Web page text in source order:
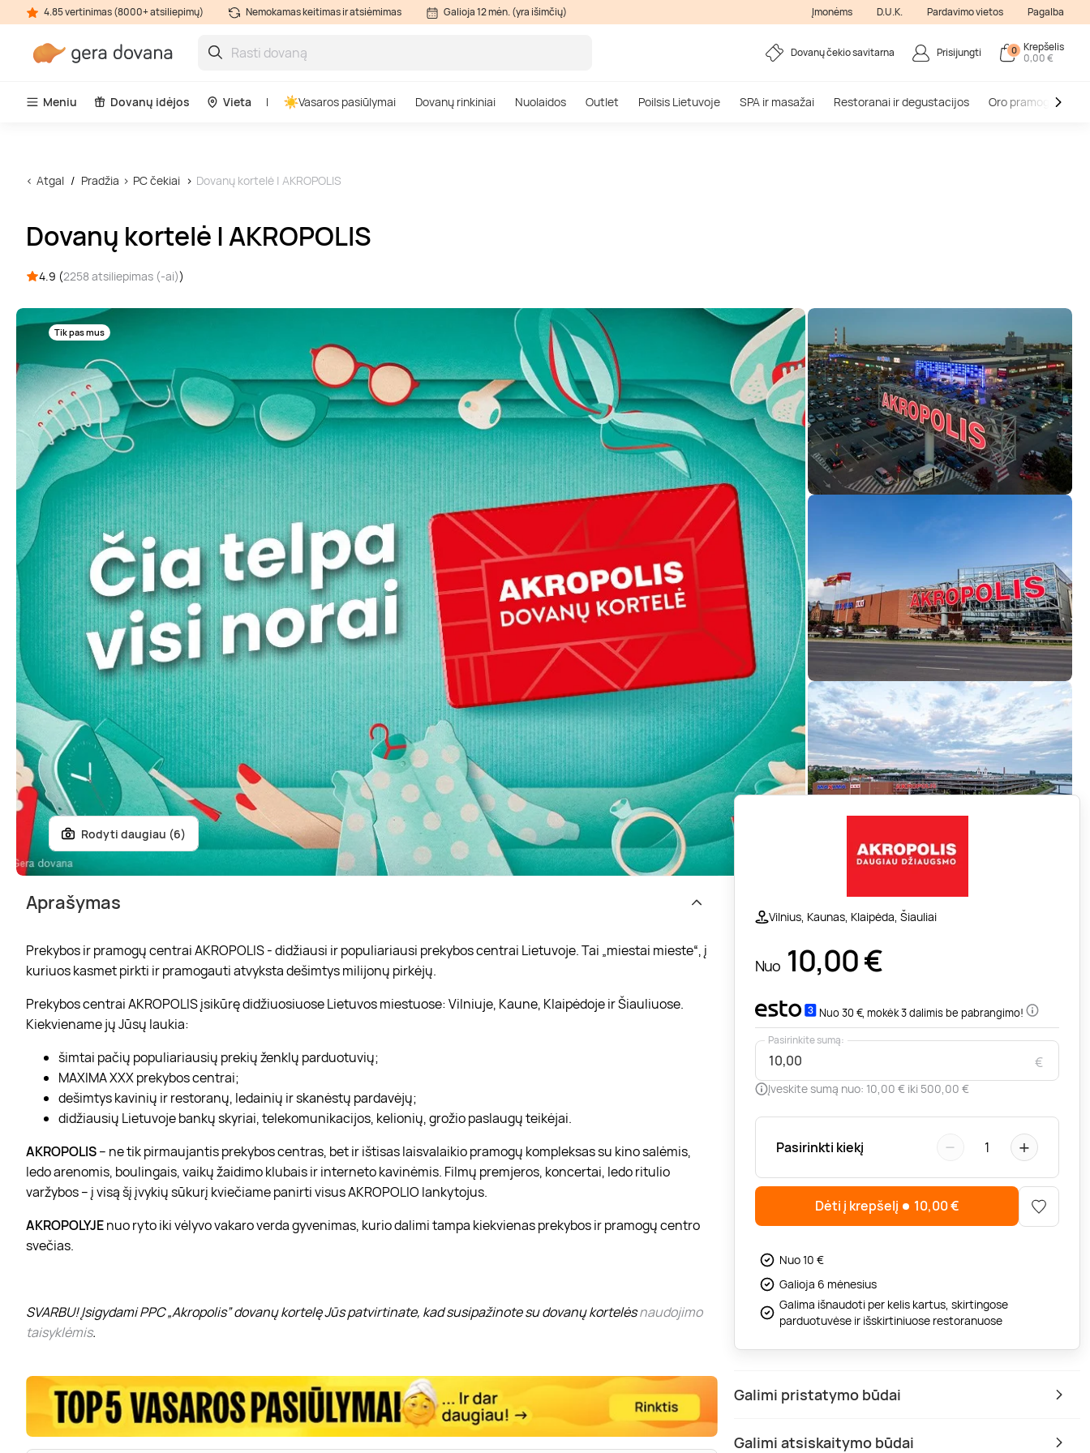
4.85 vertinimas (8000+ atsiliepimų) Nemokamas keitimas ir atsiėmimas Galioja 12 mėn. (yra išimčių) Įmonėms D.U.K. Pardavimo vietos Pagalba
Dovanų čekio savitarna Prisijungti 0 Krepšelis
0,00 €
Meniu Dovanų idėjos Vieta Vasaros pasiūlymai Dovanų rinkiniai Nuolaidos Outlet Poilsis Lietuvoje SPA ir masažai Restoranai ir degustacijos Oro pramogos
Atgal Pradžia PC čekiai Dovanų kortelė | AKROPOLIS
Dovanų kortelė | AKROPOLIS
4.9 (2258 atsiliepimas (-ai))
Tik pas mus
Rodyti daugiau (6)
Vilnius, Kaunas, Klaipėda, Šiauliai
Nuo 10,00€
Nuo 30 €, mokėk 3 dalimis be pabrangimo!
€
Pasirinkite sumą:
Įveskite sumą nuo: 10,00 € iki 500,00 €
Pasirinkti kiekį − 1 +
Dėti į krepšelį 10,00€
Nuo 10 €
Galioja 6 mėnesius
Galima išnaudoti per kelis kartus, skirtingose
parduotuvėse ir išskirtiniuose restoranuose
Galimi pristatymo būdai
Galimi atsiskaitymo būdai
Aprašymas
Prekybos ir pramogų centrai AKROPOLIS - didžiausi ir populiariausi prekybos centrai Lietuvoje. Tai „miestai mieste“, į
kuriuos kasmet pirkti ir pramogauti atvyksta dešimtys milijonų pirkėjų.
Prekybos centrai AKROPOLIS įsikūrę didžiuosiuose Lietuvos miestuose: Vilniuje, Kaune, Klaipėdoje ir Šiauliuose.
Kiekviename jų Jūsų laukia:
šimtai pačių populiariausių prekių ženklų parduotuvių;
MAXIMA XXX prekybos centrai;
dešimtys kavinių ir restoranų, ledainių ir skanėstų pardavėjų;
didžiausių Lietuvoje bankų skyriai, telekomunikacijos, kelionių, grožio paslaugų teikėjai.
AKROPOLIS– ne tik pirmaujantis prekybos centras, bet ir ištisas laisvalaikio pramogų kompleksas su kino salėmis,
ledo arenomis, boulingais, vaikų žaidimo klubais ir interneto kavinėmis. Filmų premjeros, koncertai, ledo ritulio
varžybos – į visą šį įvykių sūkurį kviečiame panirti visus AKROPOLIO lankytojus.
AKROPOLYJEnuo ryto iki vėlyvo vakaro verda gyvenimas, kurio dalimi tampa kiekvienas prekybos ir pramogų centro
svečias.
SVARBU! Įsigydami PPC „Akropolis” dovanų kortelę Jūs patvirtinate, kad susipažinote su dovanų kortelėsnaudojimo
taisyklėmis.